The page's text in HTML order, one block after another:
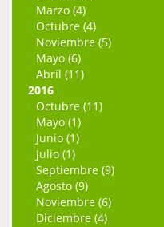
Marzo (4)
Octubre (4)
Noviembre (5)
Mayo (6)
Abril (11)
2016
Octubre (11)
Mayo (1)
Junio (1)
Julio (1)
Septiembre (9)
Agosto (9)
Noviembre (6)
Diciembre (4)